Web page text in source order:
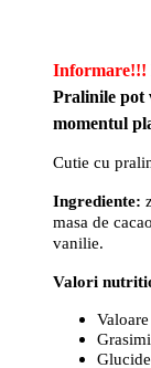
Informare!!!
Pralinile pot
momentul
Cutie cu
Ingrediente:
masa de
vanilie.
Valori